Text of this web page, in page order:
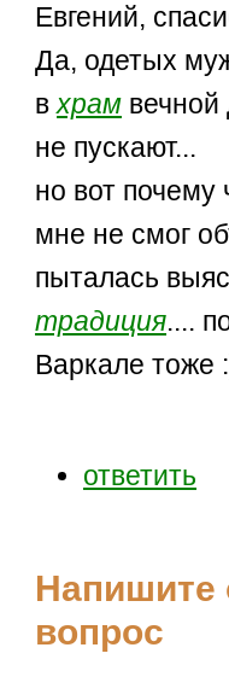
Евгений,
Да, одетых
вхрам
не пускают...
но вот почему
мне не смог
пыталась
традиция....
Варкале тоже
ответить
Напишите
вопрос